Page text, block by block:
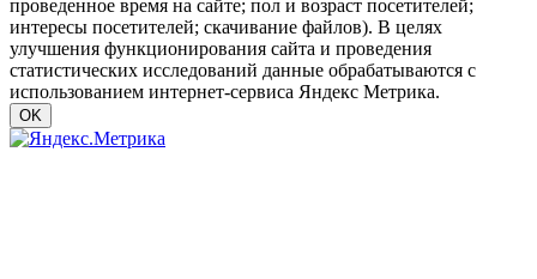
проведенное время на сайте; пол и возраст посетителей;
интересы посетителей; скачивание файлов). В целях
улучшения функционирования сайта и проведения
статистических исследований данные обрабатываются с
использованием интернет-сервиса Яндекс Метрика.
OK